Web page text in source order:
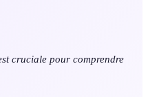
cruciale pour comprendre